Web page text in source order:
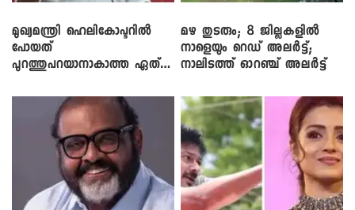
മുഖ്യമന്ത്രി ഹെലികോപ്ടറിൽ
പോയത്
പുറത്തുപറയാനാകാത്ത ഏത്
മഴ തുടരും; 8 ജില്ലകളിൽ
നാളെയും റെഡ് അലർട്ട്;
നാലിടത്ത് ഓറഞ്ച് അലർട്ട്